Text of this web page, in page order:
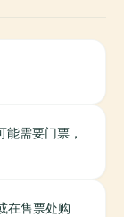
需要门票，
在售票处购